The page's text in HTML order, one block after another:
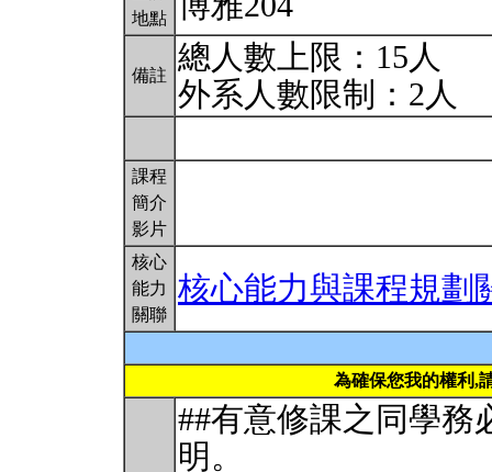
地點
備註
總人數上限：15人
外系人數限制：2人
課程
簡介
影片
核心
能力
關聯
核心能力與課程規劃
為確保您我的權利,
##有意修課之同學務
明。